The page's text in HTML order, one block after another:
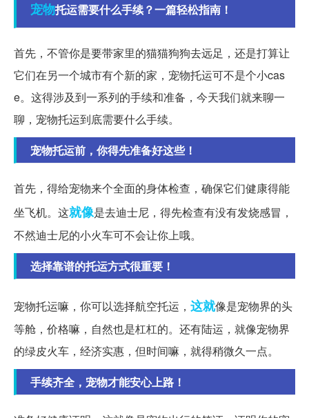
宠物托运需要什么手续？一篇轻松指南！
首先，不管你是要带家里的猫猫狗狗去远足，还是打算让
它们在另一个城市有个新的家，宠物托运可不是个小cas
e。这得涉及到一系列的手续和准备，今天我们就来聊一
聊，宠物托运到底需要什么手续。
宠物托运前，你得先准备好这些！
首先，得给宠物来个全面的身体检查，确保它们健康得能
坐飞机。这就像是去迪士尼，得先检查有没有发烧感冒，
不然迪士尼的小火车可不会让你上哦。
选择靠谱的托运方式很重要！
宠物托运嘛，你可以选择航空托运， 这就像是宠物界的头
等舱，价格嘛，自然也是杠杠的。还有陆运，就像宠物界
的绿皮火车，经济实惠，但时间嘛，就得稍微久一点。
手续齐全，宠物才能安心上路！